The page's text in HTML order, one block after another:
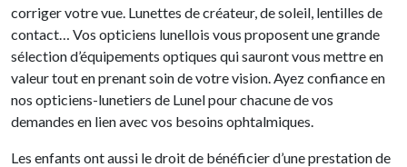
corriger votre vue. Lunettes de créateur, de soleil, lentilles de
contact… Vos opticiens lunellois vous proposent une grande
sélection d’équipements optiques qui sauront vous mettre en
valeur tout en prenant soin de votre vision. Ayez confiance en
nos opticiens-lunetiers de Lunel pour chacune de vos
demandes en lien avec vos besoins ophtalmiques.
Les enfants ont aussi le droit de bénéficier d’une prestation de